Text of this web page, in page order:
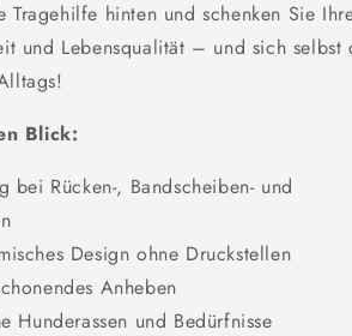
hinten und schenken Sie
und Lebensqualität – und sich selbst
Blick:
bei Rücken-, Bandscheiben- und
Design ohne Druckstellen
Anheben
Hunderassen und Bedürfnisse